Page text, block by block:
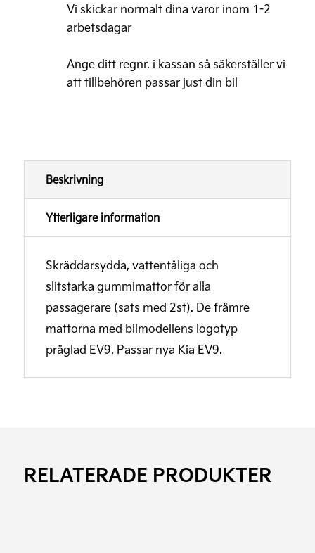
Vi skickar normalt dina varor inom 1-2
arbetsdagar
Ange ditt regnr. i kassan så säkerställer vi
att tillbehören passar just din bil
Beskrivning
Ytterligare information
Skräddarsydda, vattentåliga och
slitstarka gummimattor för alla
passagerare (sats med 2st). De främre
mattorna med bilmodellens logotyp
präglad EV9. Passar nya Kia EV9.
RELATERADE PRODUKTER